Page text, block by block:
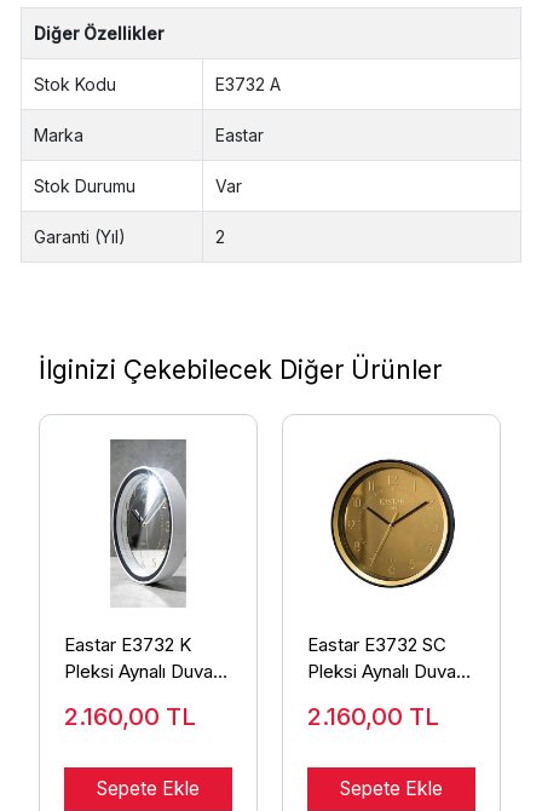
Diğer Özellikler
Stok Kodu E3732 A
Marka Eastar
Stok Durumu Var
Garanti (Yıl) 2
İlginizi Çekebilecek Diğer Ürünler
Eastar E3732 K
Pleksi Aynalı Duvar
2.160,00 TL
Sepete Ekle
Eastar E3732 SC
Pleksi Aynalı Duvar
2.160,00 TL
Sepete Ekle